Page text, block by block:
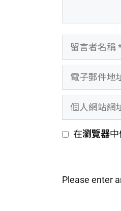
言
名
子
郵
人
網
網
在瀏覽器
Please enter